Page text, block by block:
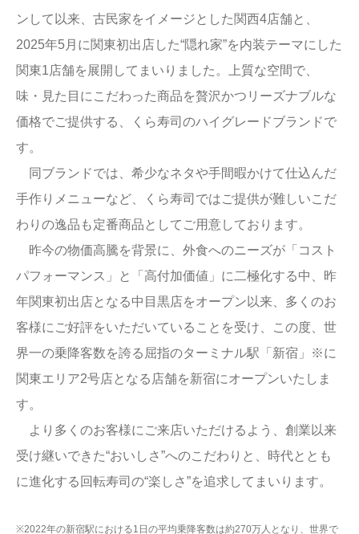
ンして以来、古民家をイメージとした関西4店舗と、
2025年5月に関東初出店した“隠れ家”を内装テーマにした
関東1店舗を展開してまいりました。上質な空間で、
味・見た目にこだわった商品を贅沢かつリーズナブルな
価格でご提供する、くら寿司のハイグレードブランドで
す。
同ブランドでは、希少なネタや手間暇かけて仕込んだ
手作りメニューなど、くら寿司ではご提供が難しいこだ
わりの逸品も定番商品としてご用意しております。
昨今の物価高騰を背景に、外食へのニーズが「コスト
パフォーマンス」と「高付加価値」に二極化する中、昨
年関東初出店となる中目黒店をオープン以来、多くのお
客様にご好評をいただいていることを受け、この度、世
界一の乗降客数を誇る屈指のターミナル駅「新宿」※に
関東エリア2号店となる店舗を新宿にオープンいたしま
す。
より多くのお客様にご来店いただけるよう、創業以来
受け継いできた“おいしさ”へのこだわりと、時代ととも
に進化する回転寿司の“楽しさ”を追求してまいります。
※2022年の新宿駅における1日の平均乗降客数は約270万人となり、世界で